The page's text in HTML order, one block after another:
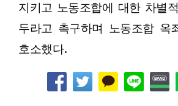
지키고 노동조합에 대한 차별
두라고 촉구하며 노동조합 옥
호소했다.